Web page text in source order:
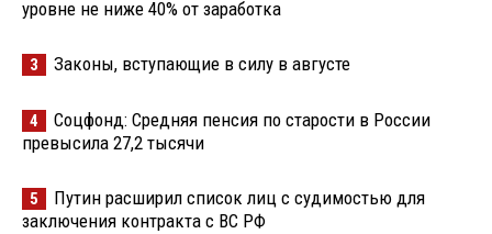
уровне не ниже 40% от заработка
3 Законы, вступающие в силу в августе
4
Соцфонд: Средняя пенсия по старости в России
превысила 27,2 тысячи
5
Путин расширил список лиц с судимостью для
заключения контракта с ВС РФ